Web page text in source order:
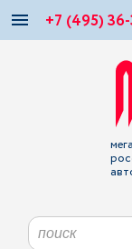
+7 (495)